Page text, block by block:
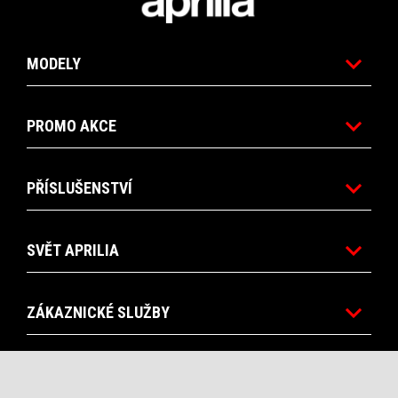
MODELY
PROMO AKCE
PŘÍSLUŠENSTVÍ
SVĚT APRILIA
ZÁKAZNICKÉ SLUŽBY